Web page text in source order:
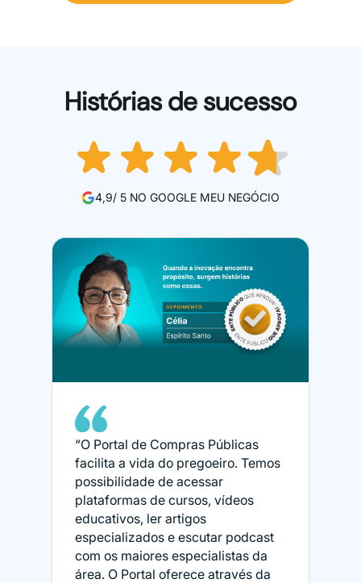
Histórias de sucesso
4,9/ 5 NO GOOGLE MEU NEGÓCIO
“O Portal de Compras Públicas
facilita a vida do pregoeiro. Temos
possibilidade de acessar
plataformas de cursos, vídeos
educativos, ler artigos
especializados e escutar podcast
com os maiores especialistas da
área. O Portal oferece através da